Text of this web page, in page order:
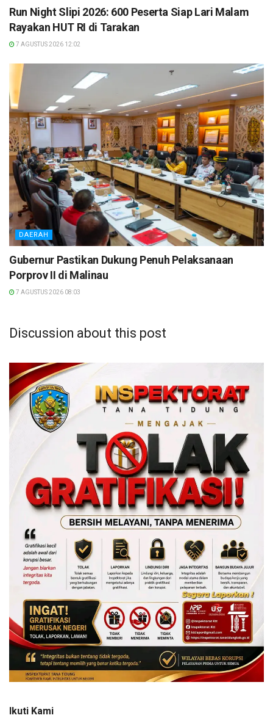
Run Night Slipi 2026: 600 Peserta Siap Lari Malam
Rayakan HUT RI di Tarakan
7 AGUSTUS 2026 12:02
DAERAH
Gubernur Pastikan Dukung Penuh Pelaksanaan
Porprov II di Malinau
7 AGUSTUS 2026 08:03
Discussion about this post
Ikuti Kami